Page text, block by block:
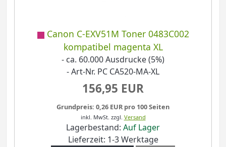
Canon C-EXV51M Toner 0483C002
kompatibel magenta XL
- ca. 60.000 Ausdrucke (5%)
- Art-Nr. PC CA520-MA-XL
156,95 EUR
Grundpreis: 0,26 EUR pro 100 Seiten
inkl. MwSt. zzgl. Versand
Lagerbestand: Auf Lager
Lieferzeit: 1-3 Werktage